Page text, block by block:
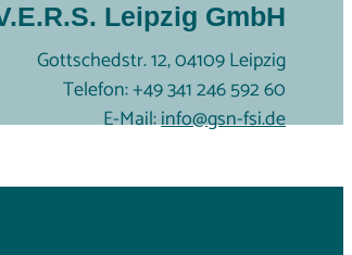
Leipzig GmbH
Gottschedstr. 12, 04109 Leipzig
Telefon: +49 341 246 592 60
E-Mail:info@gsn-fsi.de